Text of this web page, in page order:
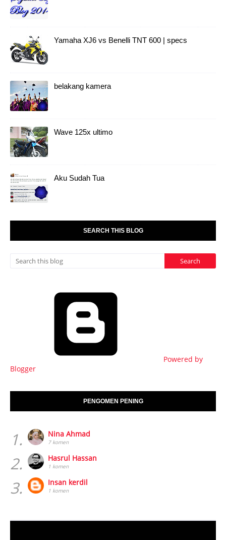
Yamaha XJ6 vs Benelli TNT 600 | specs
belakang kamera
Wave 125x ultimo
Aku Sudah Tua
SEARCH THIS BLOG
Powered by
Blogger
PENGOMEN PENING
1. Nina Ahmad
7 komen
2. Hasrul Hassan
1 komen
3. Insan kerdil
1 komen